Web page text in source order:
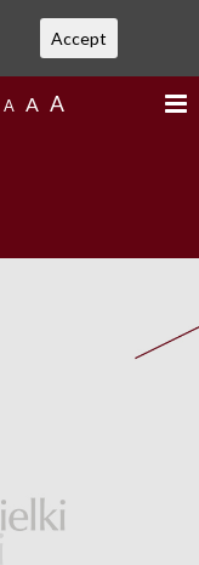
A A A
Accept